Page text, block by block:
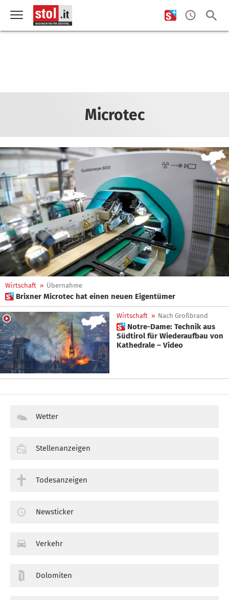
Microtec
Wirtschaft » Übernahme
 Brixner Microtec hat einen neuen Eigentümer
Wirtschaft » Nach Großbrand
 Notre-Dame: Technik aus
Südtirol für Wiederaufbau von
Kathedrale – Video
Wetter
Stellenanzeigen
Todesanzeigen
Newsticker
Verkehr
Dolomiten